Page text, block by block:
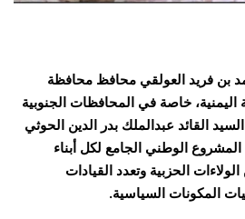
بن فريد العولقي محافظ محافظة
خاصة في المحافظات الجنوبية
القائد عبدالملك بدر الدين الحوثي
الوطني الجامع لكل أبناء
الحزبية وتعدد القيادات
المكونات السياسية.